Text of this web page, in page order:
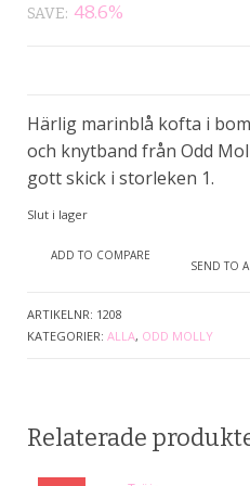
SAVE: 48.6%
Härlig marinblå kofta i
och knytband från Odd
gott skick i storleken 1.
Slut i lager
ADD TO COMPARE
SEND TO
ARTIKELNR: 1208
KATEGORIER: ALLA, ODD MOLLY
Relaterade